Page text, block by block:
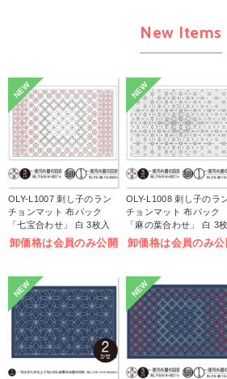
New Items
NEW
OLY-L1007 刺し子のラン
チョンマット 布パック
「七宝合わせ」 白 3枚入
(袋)
卸価格は会員のみ公開
NEW
OLY-L1008 刺し子のラ
チョンマット 布パック
「麻の葉合わせ」 白 3枚
入 (袋)
卸価格は会員のみ公
NEW NEW